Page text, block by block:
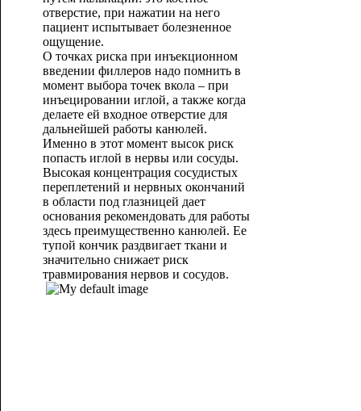
отверстие, при нажатии на него
пациент испытывает болезненное
ощущение.
О точках риска при инъекционном
введении филлеров надо помнить в
момент выбора точек вкола – при
инъецировании иглой, а также когда
делаете ей входное отверстие для
дальнейшей работы канюлей.
Именно в этот момент высок риск
попасть иглой в нервы или сосуды.
Высокая концентрация сосудистых
переплетений и нервных окончаний
в области под глазницей дает
основания рекомендовать для работы
здесь преимущественно канюлей. Ее
тупой кончик раздвигает ткани и
значительно снижает риск
травмирования нервов и сосудов.